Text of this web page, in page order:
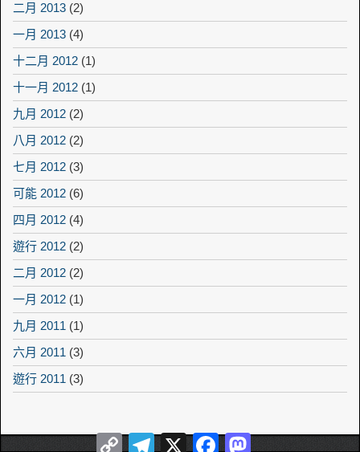
二月 2013 (2)
一月 2013 (4)
十二月 2012 (1)
十一月 2012 (1)
九月 2012 (2)
八月 2012 (2)
七月 2012 (3)
可能 2012 (6)
四月 2012 (4)
遊行 2012 (2)
二月 2012 (2)
一月 2012 (1)
九月 2011 (1)
六月 2011 (3)
遊行 2011 (3)
Copy Telegram
X FacebookMastodon